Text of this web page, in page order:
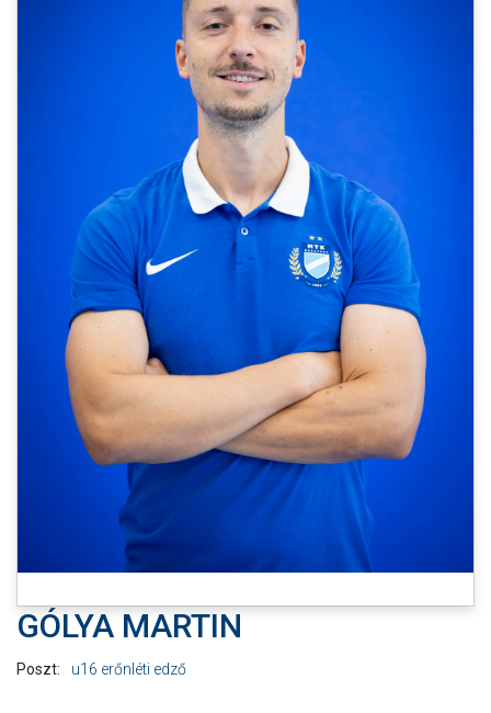
NYITÓLAP
HÍREK
AKADÉMIA
CSAPATOK
MÉRKŐZÉSEK
GALÉRIA
JELENTKEZÉS
SZURKOLÓI ÉLMÉNYEK
VEZETŐSÉG
GÓLYA MARTIN
Poszt: u16 erőnléti edző